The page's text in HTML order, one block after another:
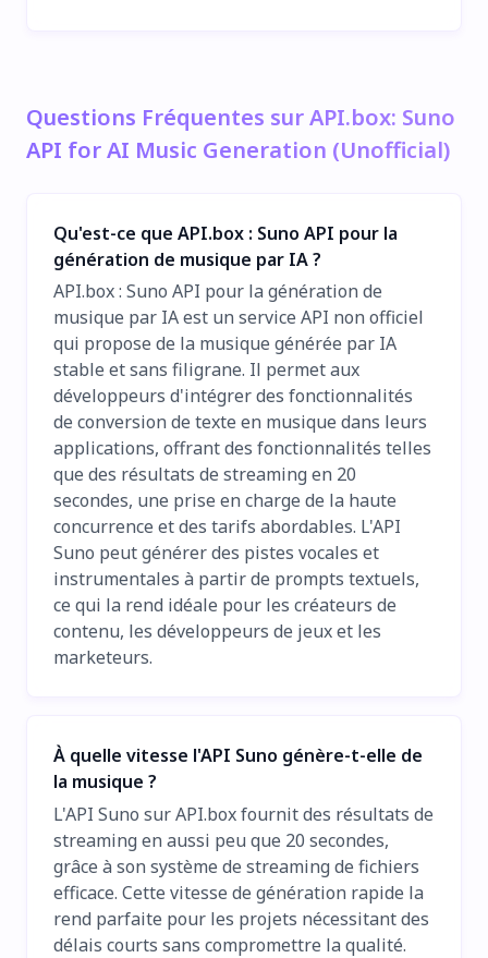
Questions Fréquentes sur API.box: Suno
API for AI Music Generation (Unofficial)
Qu'est-ce que API.box : Suno API pour la
génération de musique par IA ?
API.box : Suno API pour la génération de
musique par IA est un service API non officiel
qui propose de la musique générée par IA
stable et sans filigrane. Il permet aux
développeurs d'intégrer des fonctionnalités
de conversion de texte en musique dans leurs
applications, offrant des fonctionnalités telles
que des résultats de streaming en 20
secondes, une prise en charge de la haute
concurrence et des tarifs abordables. L'API
Suno peut générer des pistes vocales et
instrumentales à partir de prompts textuels,
ce qui la rend idéale pour les créateurs de
contenu, les développeurs de jeux et les
marketeurs.
À quelle vitesse l'API Suno génère-t-elle de
la musique ?
L'API Suno sur API.box fournit des résultats de
streaming en aussi peu que 20 secondes,
grâce à son système de streaming de fichiers
efficace. Cette vitesse de génération rapide la
rend parfaite pour les projets nécessitant des
délais courts sans compromettre la qualité.